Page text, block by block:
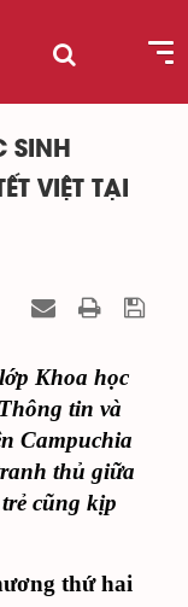
SINH
VIỆT TẠI
Khoa học
tin và
Campuchia
thủ giữa
cũng kịp
thứ hai